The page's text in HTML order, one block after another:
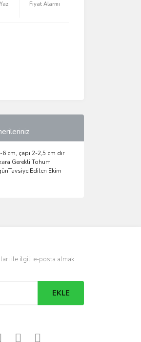
Fiyat Alarmı
cm, çapı 2-2,5 cm dır
Gerekli Tohum
Edilen Ekim
ile ilgili e-posta almak
EKLE